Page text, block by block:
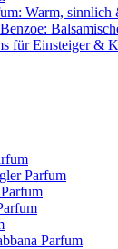
Warm, sinnlich
für Einsteiger &
Parfum
Parfum